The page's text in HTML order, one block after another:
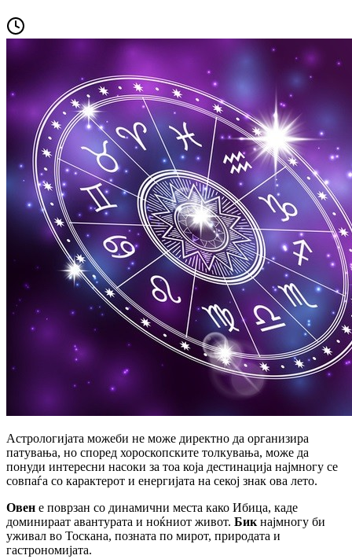
Астрологијата можеби не може директно да организира
патувања, но според хороскопските толкувања, може да
понуди интересни насоки за тоа која дестинација најмногу се
совпаѓа со карактерот и енергијата на секој знак ова лето.
Овен е поврзан со динамични места како Ибица, каде
доминираат авантурата и ноќниот живот. Бик најмногу би
уживал во Тоскана, позната по мирот, природата и
гастрономијата.